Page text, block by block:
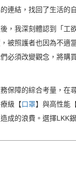
連結，找回了生活
，我深刻體認到「
被照護者也因為不
須改變觀念，將購
保障的綜合考量，
級【口罩】與高性能
成的浪費。選擇LKK